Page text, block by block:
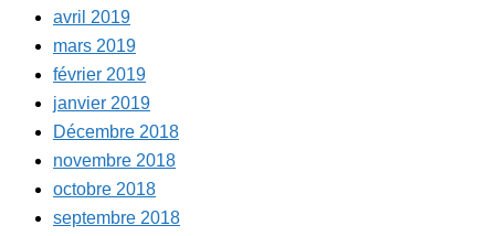
avril 2019
mars 2019
février 2019
janvier 2019
Décembre 2018
novembre 2018
octobre 2018
septembre 2018